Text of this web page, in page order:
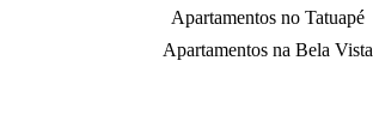
Apartamentos no Tatuapé
Apartamentos na Bela Vista